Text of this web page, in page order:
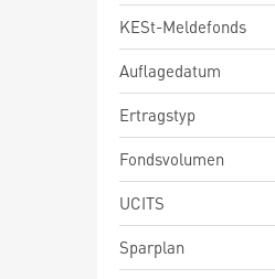
KESt-Meldefonds
Auflagedatum
Ertragstyp
Fondsvolumen
UCITS
Sparplan